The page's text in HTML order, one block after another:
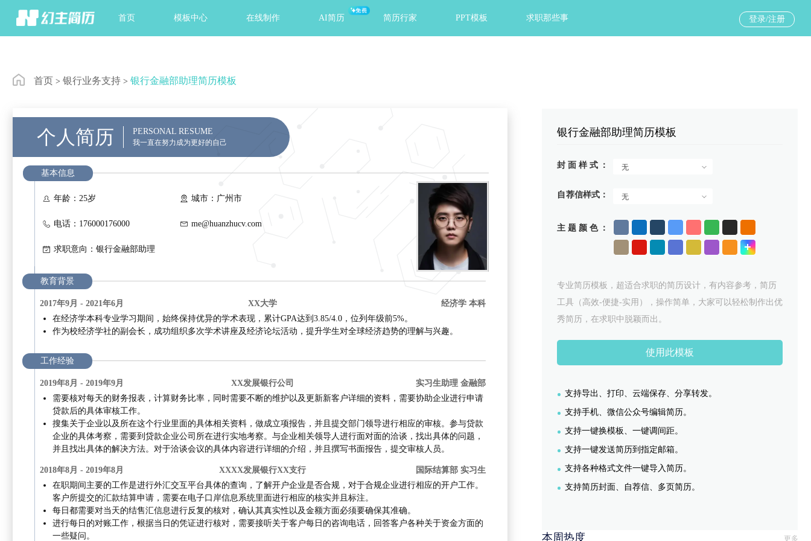
首页 模板中心 在线制作 AI简历
免费
简历行家 PPT模板 求职那些事 登录/注册
首页 > 银行业务支持 > 银行金融部助理简历模板
个人简历 PERSONAL RESUME
我一直在努力成为更好的自己
基本信息
 年龄：25岁  城市：广州市
 电话：176000176000  me@huanzhucv.com
 求职意向：银行金融部助理
教育背景
2017年9月 - 2021年6月 XX大学
经济学 本科
在经济学本科专业学习期间，始终保持优异的学术表现，累计GPA达到3.85/4.0，位列年级前5%。
作为校经济学社的副会长，成功组织多次学术讲座及经济论坛活动，提升学生对全球经济趋势的理解与兴趣。
工作经验
2019年8月 - 2019年9月 XX发展银行公司
实习生助理 金融部
需要核对每天的财务报表，计算财务比率，同时需要不断的维护以及更新新客户详细的资料，需要协助企业进行申请
贷款后的具体审核工作。
搜集关于企业以及所在这个行业里面的具体相关资料，做成立项报告，并且提交部门领导进行相应的审核。参与贷款
企业的具体考察，需要到贷款企业公司所在进行实地考察。与企业相关领导人进行面对面的洽谈，找出具体的问题，
并且找出具体的解决方法。对于洽谈会议的具体内容进行详细的介绍，并且撰写书面报告，提交审核人员。
2018年8月 - 2019年8月 XXXX发展银行XX支行
国际结算部 实习生
在职期间主要的工作是进行外汇交互平台具体的查询，了解开户企业是否合规，对于合规企业进行相应的开户工作。
客户所提交的汇款结算申请，需要在电子口岸信息系统里面进行相应的核实并且标注。
每日都需要对当天的结售汇信息进行反复的核对，确认其真实性以及金额方面必须要确保其准确。
进行每日的对账工作，根据当日的凭证进行核对，需要接听关于客户每日的咨询电话，回答客户各种关于资金方面的
一些疑问。
银行金融部助理简历模板
封面样式 无
自荐信样式 无
主题颜色
专业简历模板，超适合求职的简历设计，有内容参考，简历
工具（高效-便捷-实用），操作简单，大家可以轻松制作出优
秀简历，在求职中脱颖而出。
使用此模板
支持导出、打印、云端保存、分享转发。
支持手机、微信公众号编辑简历。
支持一键换模板、一键调间距。
支持一键发送简历到指定邮箱。
支持各种格式文件一键导入简历。
支持简历封面、自荐信、多页简历。
本周热度 更多